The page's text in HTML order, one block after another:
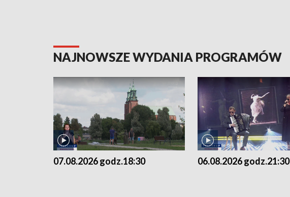
NAJNOWSZE WYDANIA PROGRAMÓW
07.08.2026 godz.18:30 06.08.2026 godz.21:30